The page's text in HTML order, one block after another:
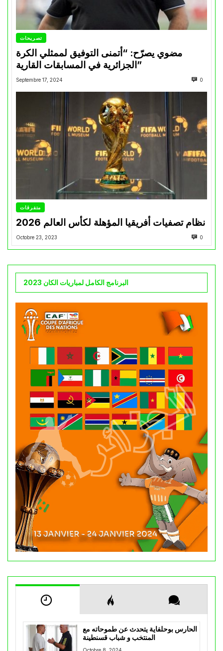
تصريحات
مضوي يصرّح: “أتمنى التوفيق لممثلي الكرة
الجزائرية في المسابقات القارية”
Septembre 17, 2024 0
متفرقات
نظام تصفيات أفريقيا المؤهلة لكأس العالم 2026
Octobre 23, 2023 0
البرنامج الكامل لمباريات الكان 2023
الحارس بوحلفاية يتحدث عن طموحاته مع
المنتخب و شباب قسنطينة
Octobre 8, 2024